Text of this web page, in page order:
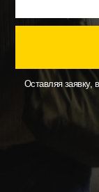
Оставляя заявку,